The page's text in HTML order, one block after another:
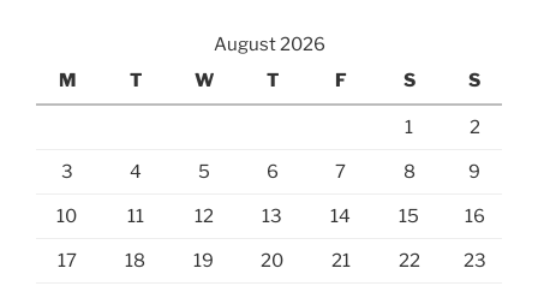
August 2026
M
T W T F S S
1 2
3 4 5 6 7 8 9
10 11 12 13 14 15 16
17 18 19 20 21 22 23